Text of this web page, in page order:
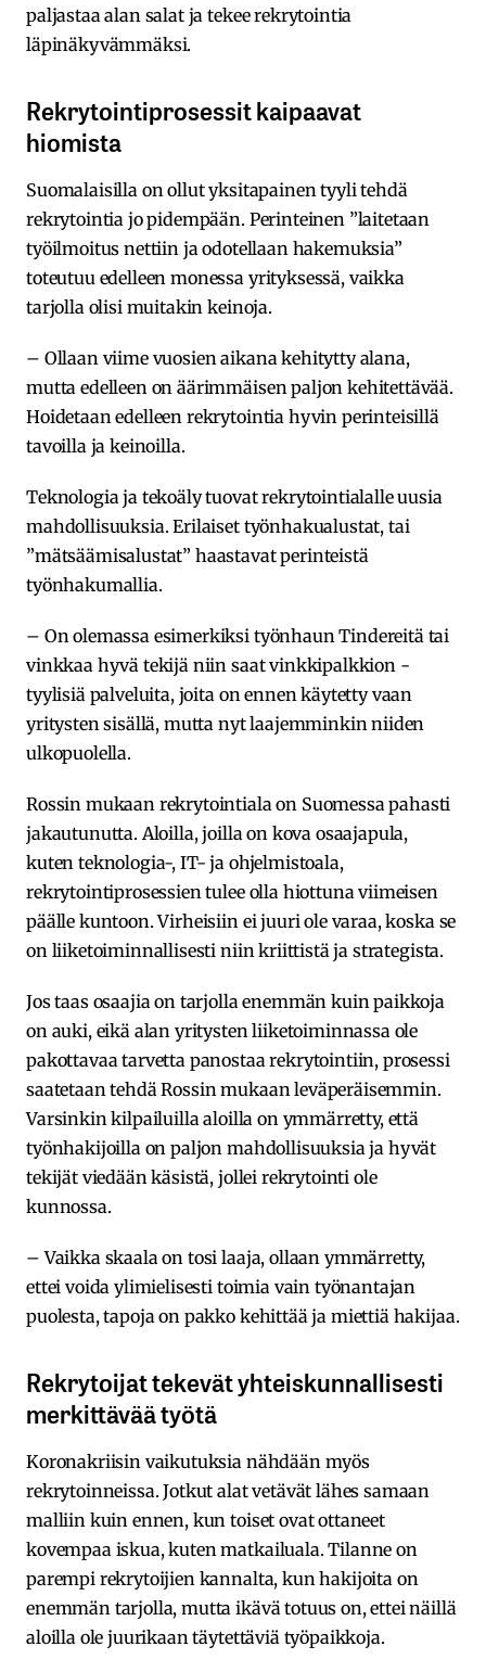
paljastaa alan salat ja tekee rekrytointia
läpinäkyvämmäksi.
Rekrytointiprosessit kaipaavat
hiomista
Suomalaisilla on ollut yksitapainen tyyli tehdä
rekrytointia jo pidempään. Perinteinen ”laitetaan
työilmoitus nettiin ja odotellaan hakemuksia”
toteutuu edelleen monessa yrityksessä, vaikka
tarjolla olisi muitakin keinoja.
– Ollaan viime vuosien aikana kehitytty alana,
mutta edelleen on äärimmäisen paljon kehitettävää.
Hoidetaan edelleen rekrytointia hyvin perinteisillä
tavoilla ja keinoilla.
Teknologia ja tekoäly tuovat rekrytointialalle uusia
mahdollisuuksia. Erilaiset työnhakualustat, tai
”mätsäämisalustat” haastavat perinteistä
työnhakumallia.
– On olemassa esimerkiksi työnhaun Tindereitä tai
vinkkaa hyvä tekijä niin saat vinkkipalkkion -
tyylisiä palveluita, joita on ennen käytetty vaan
yritysten sisällä, mutta nyt laajemminkin niiden
ulkopuolella.
Rossin mukaan rekrytointiala on Suomessa pahasti
jakautunutta. Aloilla, joilla on kova osaajapula,
kuten teknologia-, IT- ja ohjelmistoala,
rekrytointiprosessien tulee olla hiottuna viimeisen
päälle kuntoon. Virheisiin ei juuri ole varaa, koska se
on liiketoiminnallisesti niin kriittistä ja strategista.
Jos taas osaajia on tarjolla enemmän kuin paikkoja
on auki, eikä alan yritysten liiketoiminnassa ole
pakottavaa tarvetta panostaa rekrytointiin, prosessi
saatetaan tehdä Rossin mukaan leväperäisemmin.
Varsinkin kilpailuilla aloilla on ymmärretty, että
työnhakijoilla on paljon mahdollisuuksia ja hyvät
tekijät viedään käsistä, jollei rekrytointi ole
kunnossa.
– Vaikka skaala on tosi laaja, ollaan ymmärretty,
ettei voida ylimielisesti toimia vain työnantajan
puolesta, tapoja on pakko kehittää ja miettiä hakijaa.
Rekrytoijat tekevät yhteiskunnallisesti
merkittävää työtä
Koronakriisin vaikutuksia nähdään myös
rekrytoinneissa. Jotkut alat vetävät lähes samaan
malliin kuin ennen, kun toiset ovat ottaneet
kovempaa iskua, kuten matkailuala. Tilanne on
parempi rekrytoijien kannalta, kun hakijoita on
enemmän tarjolla, mutta ikävä totuus on, ettei näillä
aloilla ole juurikaan täytettäviä työpaikkoja.